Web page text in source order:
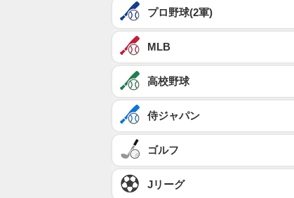
プロ野球(2軍)
MLB
高校野球
侍ジャパン
ゴルフ
Jリーグ